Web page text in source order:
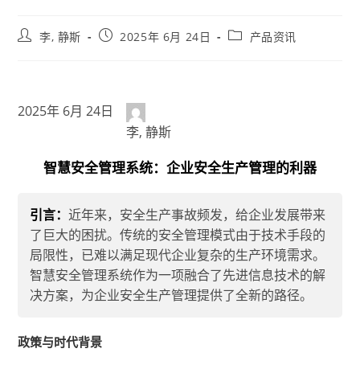
李, 静斯 2025年 6月 24日 产品资讯
2025年 6月 24日
李, 静斯
智慧安全管理系统：企业安全生产管理的利器
引言：近年来，安全生产事故频发，给企业发展带来
了巨大的困扰。传统的安全管理模式由于技术手段的
局限性，已难以满足现代企业复杂的生产环境需求。
智慧安全管理系统作为一项融合了先进信息技术的解
决方案，为企业安全生产管理提供了全新的路径。
政策与时代背景